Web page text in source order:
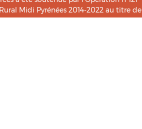
Midi Pyrénées 2014-2022 au titre de
et de pratiques.